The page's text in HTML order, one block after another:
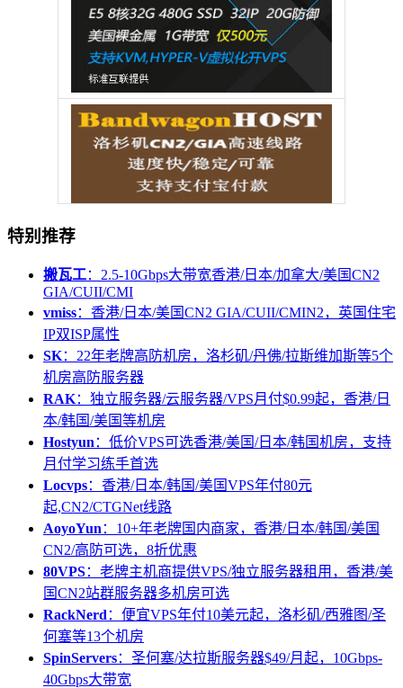
特别推荐
搬瓦工：2.5-10Gbps大带宽香港/日本/加拿大/美国CN2
GIA/CUII/CMI
vmiss：香港/日本/美国CN2 GIA/CUII/CMIN2，英国住宅
IP双ISP属性
SK：22年老牌高防机房，洛杉矶/丹佛/拉斯维加斯等5个
机房高防服务器
RAK：独立服务器/云服务器/VPS月付$0.99起，香港/日
本/韩国/美国等机房
Hostyun ：低价VPS可选香港/美国/日本/韩国机房，支持
月付学习练手首选
Locvps：香港/日本/韩国/美国VPS年付80元
起,CN2/CTGNet线路
AoyoYun ：10+年老牌国内商家，香港/日本/韩国/美国
CN2/高防可选，8折优惠
80VPS：老牌主机商提供VPS/独立服务器租用，香港/美
国CN2站群服务器多机房可选
RackNerd ：便宜VPS年付10美元起，洛杉矶/西雅图/圣
何塞等13个机房
SpinServers：圣何塞/达拉斯服务器$49/月起，10Gbps-
40Gbps大带宽